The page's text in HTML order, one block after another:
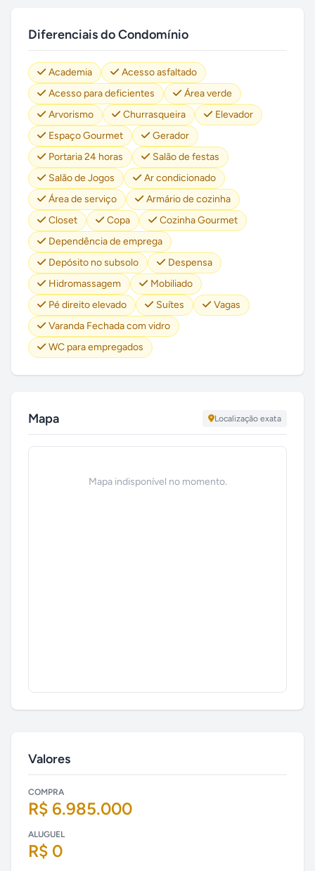
Diferenciais do Condomínio
Academia
Acesso asfaltado
Acesso para deficientes
Área verde
Arvorismo
Churrasqueira
Elevador
Espaço Gourmet
Gerador
Portaria 24 horas
Salão de festas
Salão de Jogos
Ar condicionado
Área de serviço
Armário de cozinha
Closet
Copa
Cozinha Gourmet
Dependência de emprega
Depósito no subsolo
Despensa
Hidromassagem
Mobiliado
Pé direito elevado
Suítes
Vagas
Varanda Fechada com vidro
WC para empregados
Mapa Localização exata
Mapa indisponível no momento.
Valores
COMPRA
R$ 6.985.000
ALUGUEL
R$ 0